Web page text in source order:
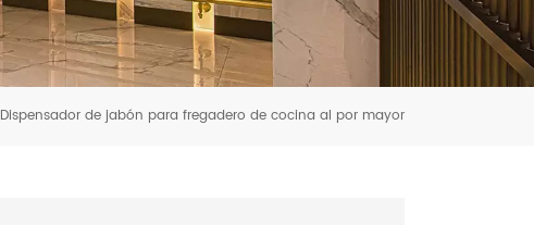
中文
Dispensador de jabón para fregadero de cocina al por mayor